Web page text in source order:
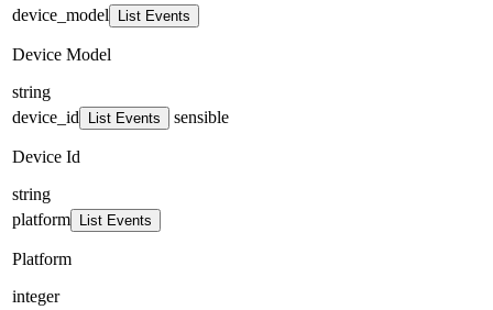
device_model
List Events
Device Model
string
device_id
List Events sensible
Device Id
string
platform
List Events
Platform
integer